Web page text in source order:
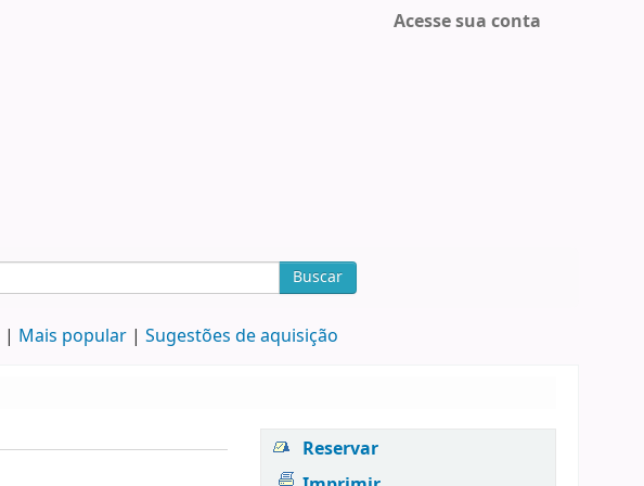
Acesse sua conta
Buscar
Mais popular Sugestões de aquisição
Reservar